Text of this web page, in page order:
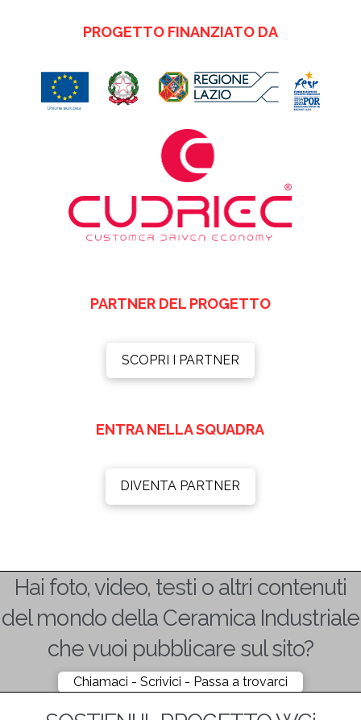
PROGETTO FINANZIATO DA
PARTNER DEL PROGETTO
SCOPRI I PARTNER
ENTRA NELLA SQUADRA
DIVENTA PARTNER
Hai foto, video, testi o altri contenuti
del mondo della Ceramica Industriale
che vuoi pubblicare sul sito?
Chiamaci - Scrivici - Passa a trovarci